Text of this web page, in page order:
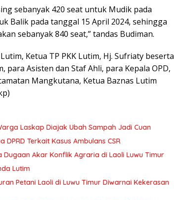
sebanyak 420 seat untuk Mudik pada
Balik pada tanggal 15 April 2024, sehingga
sebanyak 840 seat,” tandas Budiman.
Ketua TP PKK Lutim, Hj. Sufriaty beserta
para Asisten dan Staf Ahli, para Kepala OPD,
Mangkutana, Ketua Baznas Lutim
Laskap Diajak Ubah Sampah Jadi Cuan
Kejaksaan Negeri Luwu Timur Periksa Wakil Ketua DPRD Terkait Kasus Ambulans CSR
Akar Konflik Agraria di Laoli Luwu Timur
Lutim
Petani Laoli di Luwu Timur Diwarnai Kekerasan